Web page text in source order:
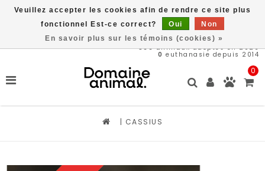
566animaux adoptés en 2026
0 euthanasie depuis 2014
0
| CASSIUS
Veuillez accepter les cookies afin de rendre ce site plus
fonctionnel Est-ce correct?
Oui
Non
En savoir plus sur les témoins (cookies) »
Livraison gratuite à partir de 89$*